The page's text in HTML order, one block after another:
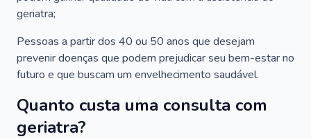
geriatra;
Pessoas a partir dos 40 ou 50 anos que desejam
prevenir doenças que podem prejudicar seu bem-estar no
futuro e que buscam um envelhecimento saudável.
Quanto custa uma consulta com
geriatra?